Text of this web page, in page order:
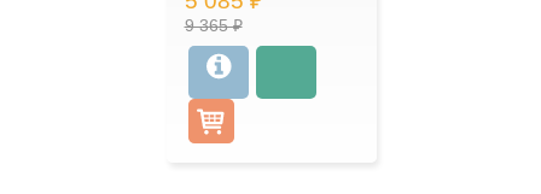
9 365 ₽